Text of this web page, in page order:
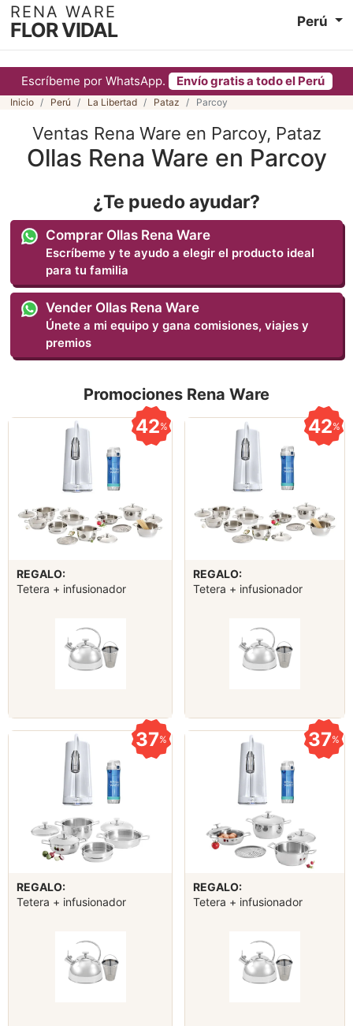
Escríbeme por WhatsApp. Envío gratis a todo el Perú
RENA WARE
FLOR VIDAL Perú
Inicio Perú La Libertad Pataz Parcoy
Ventas Rena Ware en Parcoy, Pataz
Ollas Rena Ware en Parcoy
¿Te puedo ayudar?
Comprar Ollas Rena Ware
Escríbeme y te ayudo a elegir el producto ideal
para tu familia
Vender Ollas Rena Ware
Únete a mi equipo y gana comisiones, viajes y
premios
Promociones Rena Ware
42%
REGALO:
Tetera + infusionador
42%
REGALO:
Tetera + infusionador
37%
REGALO:
Tetera + infusionador
37%
REGALO:
Tetera + infusionador